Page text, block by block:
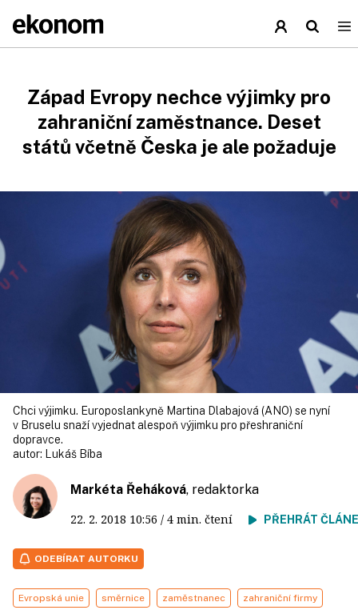
Západ Evropy nechce výjimky pro
zahraniční zaměstnance. Deset
států včetně Česka je ale požaduje
Chci výjimku. Europoslankyně Martina Dlabajová (ANO) se nyní
v Bruselu snaží vyjednat alespoň výjimku pro přeshraniční
dopravce.
autor:
Lukáš Bíba
Markéta Řeháková, redaktorka
22. 2. 2018 10:56 / 4 min. čtení PŘEHRÁT
ODEBÍRAT AUTORKU
Evropská unie směrnice zaměstnanec zahraniční firmy